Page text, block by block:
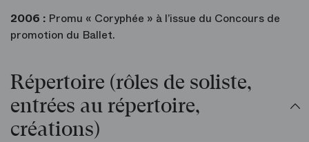
2006 : Promu « Coryphée » à l’issue du Concours de
promotion du Ballet.
Répertoire (rôles de soliste,
entrées au répertoire,
créations)